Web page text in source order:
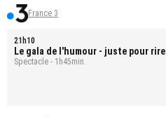
France 3
21h10
Le gala de l'humour - juste pour rire
Spectacle - 1h45min.